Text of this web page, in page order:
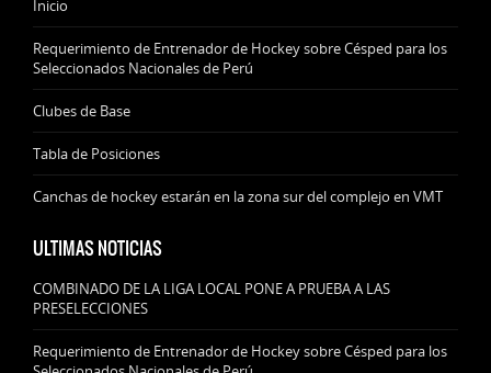
Inicio
Requerimiento de Entrenador de Hockey sobre Césped para los
Seleccionados Nacionales de Perú
Clubes de Base
Tabla de Posiciones
Canchas de hockey estarán en la zona sur del complejo en VMT
ULTIMAS NOTICIAS
COMBINADO DE LA LIGA LOCAL PONE A PRUEBA A LAS
PRESELECCIONES
Requerimiento de Entrenador de Hockey sobre Césped para los